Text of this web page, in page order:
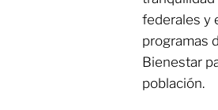
federales y
programas
Bienestar
población.